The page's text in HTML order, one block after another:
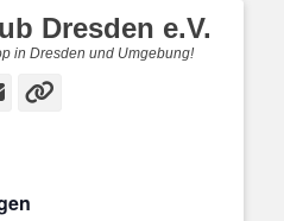
Dresden e.V.
in Dresden und Umgebung!
E-